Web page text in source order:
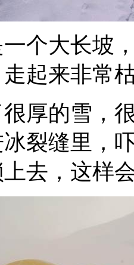
个大长坡
起来非常
厚的雪，
裂缝里，
去，这样